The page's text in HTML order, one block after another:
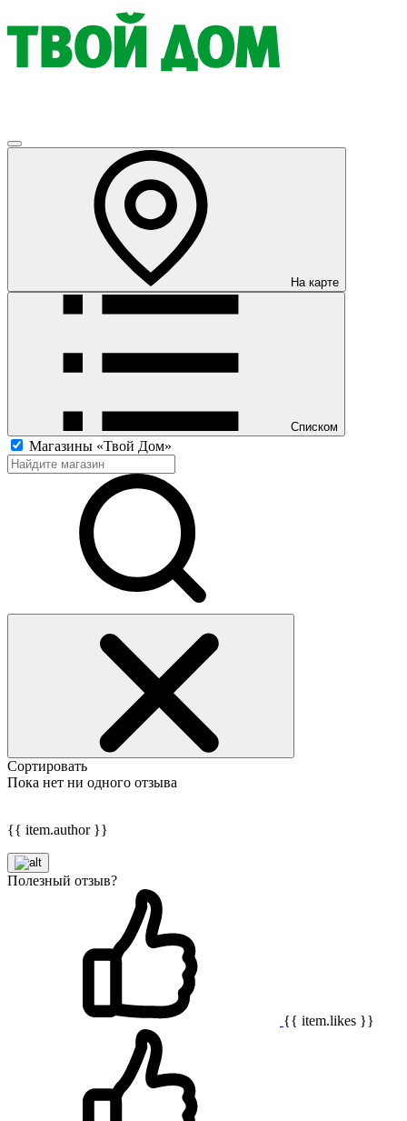
На карте
Списком
Магазины «Твой Дом»
Сортировать
Пока нет ни одного отзыва
{{ item.author }}
Полезный отзыв?
{{ item.likes }}